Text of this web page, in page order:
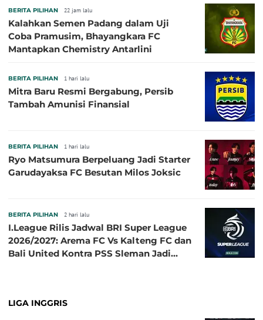
BERITA PILIHAN 22 jam lalu
Kalahkan Semen Padang dalam Uji
Coba Pramusim, Bhayangkara FC
Mantapkan Chemistry Antarlini
BERITA PILIHAN 1 hari lalu
Mitra Baru Resmi Bergabung, Persib
Tambah Amunisi Finansial
BERITA PILIHAN 1 hari lalu
Ryo Matsumura Berpeluang Jadi Starter
Garudayaksa FC Besutan Milos Joksic
BERITA PILIHAN 2 hari lalu
I.League Rilis Jadwal BRI Super League
2026/2027: Arema FC Vs Kalteng FC dan
Bali United Kontra PSS Sleman Jadi
LIGA INGGRIS